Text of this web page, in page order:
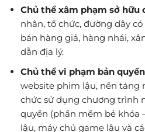
Chủ thể xâm phạm sở hữu
nhân, tổ chức, đường dây
bán hàng giả, hàng nhái,
dẫn địa lý.
Chủ thể vi phạm bản
website phim lậu, nền tảng
chức sử dụng chương trình
quyền (phần mềm bẻ khóa
lậu, máy chủ game lậu và